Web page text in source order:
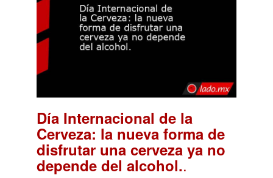
Día Internacional de la
Cerveza: la nueva forma de
disfrutar una cerveza ya no
depende del alcohol..